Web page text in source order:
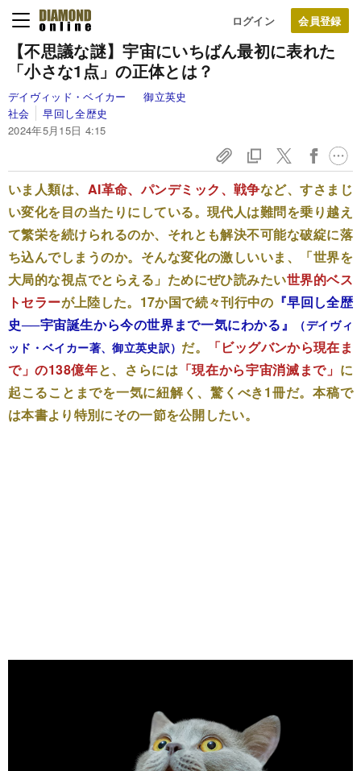
ログイン
【不思議な謎】宇宙にいちばん最初に表れた
「小さな1点」の正体とは？
デイヴィッド・ベイカー
御立英史
社会
早回し全歴史
2024年5月15日 4:15
いま人類は、 AI革命、パンデミック、戦争など、すさまじ
い変化を目の当たりにしている。現代人は難問を乗り越え
て繁栄を続けられるのか、それとも解決不可能な破綻に落
ち込んでしまうのか。そんな変化の激しいいま、「世界を
大局的な視点でとらえる」ためにぜひ読みたい世界的ベス
トセラーが上陸した。17か国で続々刊行中の 『早回し全歴
史──宇宙誕生から今の世界まで一気にわかる』
（デイヴィ
ッド・ベイカー著、御立英史訳） だ。
「ビッグバンから現在ま
で」の138億年と、さらには 「現在から宇宙消滅まで」 に
起こることまでを一気に紐解く、驚くべき1冊だ。本稿で
は本書より特別にその一節を公開したい。